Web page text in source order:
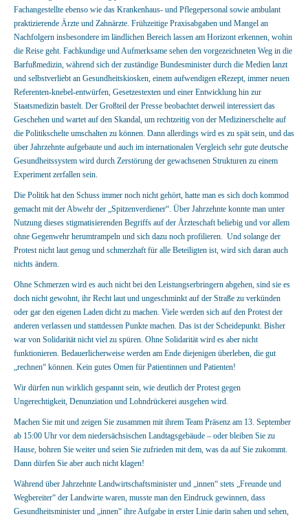
Fachangestellte ebenso wie das Krankenhaus- und Pflegepersonal sowie ambulant
praktizierende Ärzte und Zahnärzte. Frühzeitige Praxisabgaben und Mangel an
Nachfolgern insbesondere im ländlichen Bereich lassen am Horizont erkennen, wohin
die Reise geht. Fachkundige und Aufmerksame sehen den vorgezeichneten Weg in die
Barfußmedizin, während sich der zuständige Bundesminister durch die Medien lanzt
und selbstverliebt an Gesundheitskiosken, einem aufwendigen eRezept, immer neuen
Referenten-knebel-entwürfen, Gesetzestexten und einer Entwicklung hin zur
Staatsmedizin bastelt. Der Großteil der Presse beobachtet derweil interessiert das
Geschehen und wartet auf den Skandal, um rechtzeitig von der Medizinerschelte auf
die Politikschelte umschalten zu können. Dann allerdings wird es zu spät sein, und das
über Jahrzehnte aufgebaute und auch im internationalen Vergleich sehr gute deutsche
Gesundheitssystem wird durch Zerstörung der gewachsenen Strukturen zu einem
Experiment zerfallen sein.
Die Politik hat den Schuss immer noch nicht gehört, hatte man es sich doch kommod
gemacht mit der Abwehr der „Spitzenverdiener“. Über Jahrzehnte konnte man unter
Nutzung dieses stigmatisierenden Begriffs auf der Ärzteschaft beliebig und vor allem
ohne Gegenwehr herumtrampeln und sich dazu noch profilieren. Und solange der
Protest nicht laut genug und schmerzhaft für alle Beteiligten ist, wird sich daran auch
nichts ändern.
Ohne Schmerzen wird es auch nicht bei den Leistungserbringern abgehen, sind sie es
doch nicht gewohnt, ihr Recht laut und ungeschminkt auf der Straße zu verkünden
oder gar den eigenen Laden dicht zu machen. Viele werden sich auf den Protest der
anderen verlassen und stattdessen Punkte machen. Das ist der Scheidepunkt. Bisher
war von Solidarität nicht viel zu spüren. Ohne Solidarität wird es aber nicht
funktionieren. Bedauerlicherweise werden am Ende diejenigen überleben, die gut
„rechnen“ können. Kein gutes Omen für Patientinnen und Patienten!
Wir dürfen nun wirklich gespannt sein, wie deutlich der Protest gegen
Ungerechtigkeit, Denunziation und Lohndrückerei ausgehen wird.
Machen Sie mit und zeigen Sie zusammen mit ihrem Team Präsenz am 13. September
ab 15:00 Uhr vor dem niedersächsischen Landtagsgebäude – oder bleiben Sie zu
Hause, bohren Sie weiter und seien Sie zufrieden mit dem, was da auf Sie zukommt.
Dann dürfen Sie aber auch nicht klagen!
Während über Jahrzehnte Landwirtschaftsminister und „innen“ stets „Freunde und
Wegbereiter“ der Landwirte waren, musste man den Eindruck gewinnen, dass
Gesundheitsminister und „innen“ ihre Aufgabe in erster Linie darin sahen und sehen,